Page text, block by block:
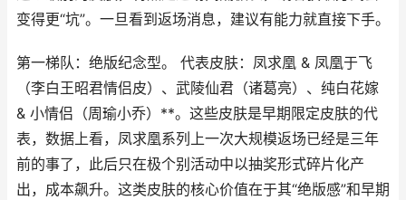
变得更“坑”。一旦看到返场消息，建议有能力就直接下手。
第一梯队：绝版纪念型。 代表皮肤：凤求凰 & 凤凰于飞
（李白王昭君情侣皮）、武陵仙君（诸葛亮）、纯白花嫁
& 小情侣（周瑜小乔）**。这些皮肤是早期限定皮肤的代
表，数据上看，凤求凰系列上一次大规模返场已经是三年
前的事了，此后只在极个别活动中以抽奖形式碎片化产
出，成本飙升。这类皮肤的核心价值在于其“绝版感”和早期